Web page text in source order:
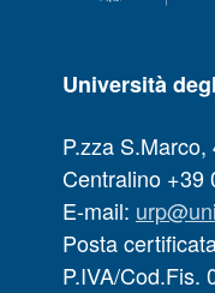
Università
P.zza
Centralino +39
E-mail:
Posta
P.IVA/Cod.Fis.